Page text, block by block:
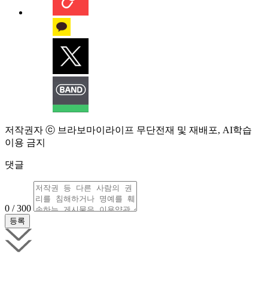
저작권자 ⓒ 브라보마이라이프 무단전재 및 재배포, AI학습
이용 금지
댓글
0 / 300